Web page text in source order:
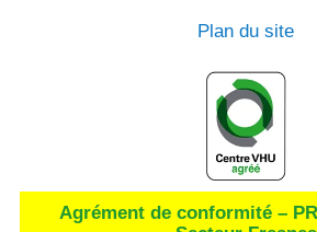
Plan du site
Agrément de conformité –